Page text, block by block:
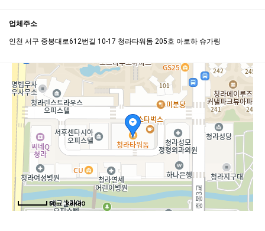
업체주소
인천 서구 중봉대로612번길 10-17 청라타워돔 205호 아로하 슈가링
50m